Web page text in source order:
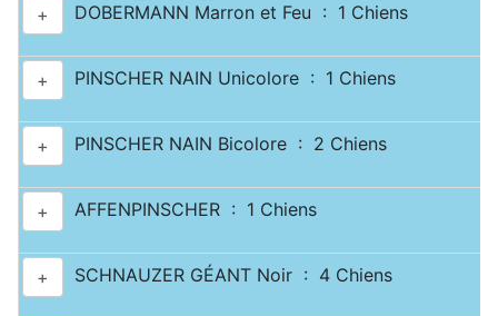
+ DOBERMANN Marron et Feu : 1 Chiens
+ PINSCHER NAIN Unicolore : 1 Chiens
+ PINSCHER NAIN Bicolore : 2 Chiens
+ AFFENPINSCHER : 1 Chiens
+ SCHNAUZER GÉANT Noir : 4 Chiens